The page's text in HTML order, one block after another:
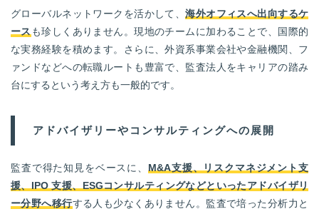
グローバルネットワークを活かして、海外オフィスへ出向するケ
ース も珍しくありません。現地のチームに加わることで、国際的
な実務経験を積めます。さらに、外資系事業会社や金融機関、フ
ァンドなどへの転職ルートも豊富で、監査法人をキャリアの踏み
台にするという考え方も一般的です。
アドバイザリーやコンサルティングへの展開
監査で得た知見をベースに、 M&A支援、リスクマネジメント支
援、IPO 支援、ESGコンサルティングなどといったアドバイザリ
ー分野へ移行する人も少なくありません。監査で培った分析力と